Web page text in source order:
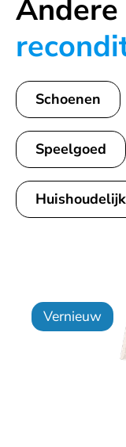
Andere
Schoenen
Speelgoed
Huishoudelijk
Vernieuw